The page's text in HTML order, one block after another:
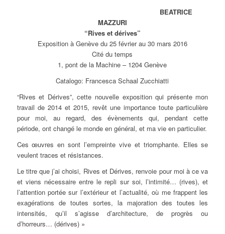
BEATRICE
MAZZURI
“Rives et dérives”
Exposition à Genève du 25 février au 30 mars 2016
Cité du temps
1, pont de la Machine – 1204 Genève
Catalogo: Francesca Schaal Zucchiatti
“Rives et Dérives”, cette nouvelle exposition qui présente mon
travail de 2014 et 2015, revêt une importance toute particulière
pour moi, au regard, des évènements qui, pendant cette
période, ont changé le monde en général, et ma vie en particulier.
Ces œuvres en sont l’empreinte vive et triomphante. Elles se
veulent traces et résistances.
Le titre que j’ai choisi, Rives et Dérives, renvoie pour moi à ce va
et viens nécessaire entre le repli sur soi, l’intimité… (rives), et
l’attention portée sur l’extérieur et l’actualité, où me frappent les
exagérations de toutes sortes, la majoration des toutes les
intensités, qu’il s’agisse d’architecture, de progrès ou
d’horreurs… (dérives) »